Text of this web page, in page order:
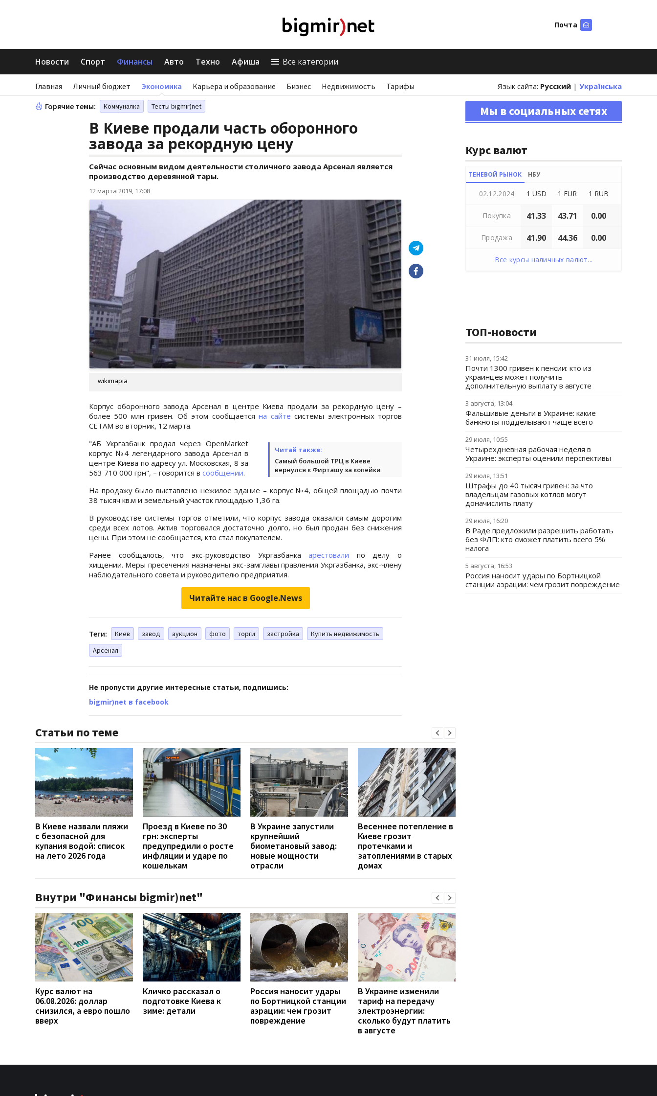
Почта
Новости Спорт Финансы Авто Техно Афиша Все категории
Главная Личный бюджет Экономика Карьера и образование Бизнес Недвижимость Тарифы Язык сайта: Русский | Українська
Горячие темы: Коммуналка Тесты bigmir)net
В Киеве продали часть оборонного
завода за рекордную цену
Сейчас основным видом деятельности столичного завода Арсенал является
производство деревянной тары.
12 марта 2019, 17:08
wikimapia
Корпус оборонного завода Арсенал в центре Киева продали за рекордную цену –
более 500 млн гривен. Об этом сообщаетсяна сайте системы электронных торгов
СЕТАМ во вторник, 12 марта.
Читай также:
Самый большой ТРЦ в Киеве
вернулся к Фирташу за копейки
"АБ Укргазбанк продал через OpenMarket
корпус №4 легендарного завода Арсенал в
центре Киева по адресу ул. Московская, 8 за
563 710 000 грн", – говорится в сообщении.
На продажу было выставлено нежилое здание – корпус №4, общей площадью почти
38 тысяч кв.м и земельный участок площадью 1,36 га.
В руководстве системы торгов отметили, что корпус завода оказался самым дорогим
среди всех лотов. Актив торговался достаточно долго, но был продан без снижения
цены. При этом не сообщается, кто стал покупателем.
Ранее сообщалось, что экс-руководство Укргазбанкаарестовали по делу о
хищении. Меры пресечения назначены экс-замглавы правления Укргазбанка, экс-члену
наблюдательного совета и руководителю предприятия.
Читайте нас в Google.News
Теги: Киев завод аукцион фото торги застройка
Купить недвижимость
Арсенал
Не пропусти другие интересные статьи, подпишись:
bigmir)net в facebook
Статьи по теме
В Киеве назвали пляжи
с безопасной для
купания водой: список
на лето 2026 года
Проезд в Киеве по 30
грн: эксперты
предупредили о росте
инфляции и ударе по
кошелькам
В Украине запустили
крупнейший
биометановый завод:
новые мощности
отрасли
Весеннее потепление в
Киеве грозит
протечками и
затоплениями в старых
домах
Внутри "Финансы bigmir)net"
Курс валют на
06.08.2026: доллар
снизился, а евро пошло
вверх
Кличко рассказал о
подготовке Киева к
зиме: детали
Россия наносит удары
по Бортницкой станции
аэрации: чем грозит
повреждение
В Украине изменили
тариф на передачу
электроэнергии:
сколько будут платить
в августе
Мы в социальных сетях
Курс валют
ТЕНЕВОЙ РЫНОК НБУ
02.12.2024 1 USD 1 EUR 1 RUB
Покупка 41.33 43.71 0.00
Продажа 41.90 44.36 0.00
Все курсы наличных валют...
ТОП-новости
31 июля, 15:42
Почти 1300 гривен к пенсии: кто из
украинцев может получить
дополнительную выплату в августе
3 августа, 13:04
Фальшивые деньги в Украине: какие
банкноты подделывают чаще всего
29 июля, 10:55
Четырехдневная рабочая неделя в
Украине: эксперты оценили перспективы
29 июля, 13:51
Штрафы до 40 тысяч гривен: за что
владельцам газовых котлов могут
доначислить плату
29 июля, 16:20
В Раде предложили разрешить работать
без ФЛП: кто сможет платить всего 5%
налога
5 августа, 16:53
Россия наносит удары по Бортницкой
станции аэрации: чем грозит повреждение